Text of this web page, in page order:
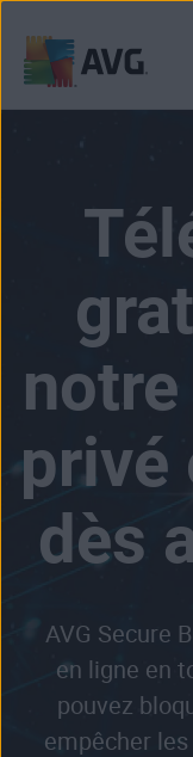
privé
dès
AVG Secure
en ligne en
pouvez
empêcher